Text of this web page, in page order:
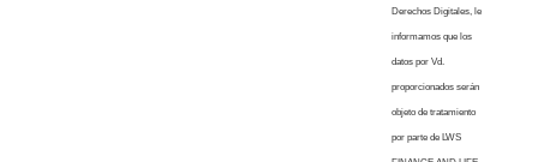
Derechos Digitales, le
informamos que los
datos por Vd.
proporcionados serán
objeto de tratamiento
por parte de LWS